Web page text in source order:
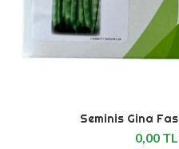
Seminis Gina
0,00TL